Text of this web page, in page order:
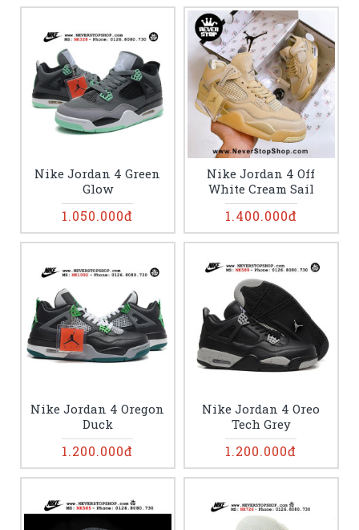
Nike Jordan 4 Green
Glow
1.050.000đ
Nike Jordan 4 Off
White Cream Sail
1.400.000đ
Nike Jordan 4 Oregon
Duck
1.200.000đ
Nike Jordan 4 Oreo
Tech Grey
1.200.000đ